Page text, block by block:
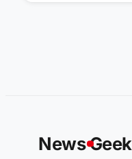
NewsG